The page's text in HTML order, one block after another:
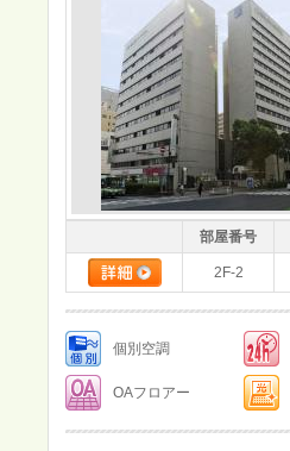
部屋番号
2F-2
個別空調
OAフロアー